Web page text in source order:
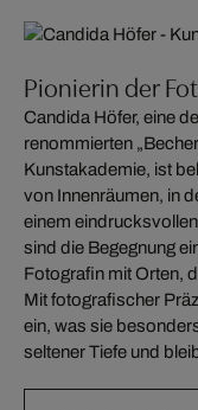
Pionierin der
Candida Höfer, eine
renommierten
Kunstakademie, ist
von Innenräumen, in
einem
sind die Begegnung
Fotografin mit Orten,
Mit fotografischer
ein, was sie
seltener Tiefe und